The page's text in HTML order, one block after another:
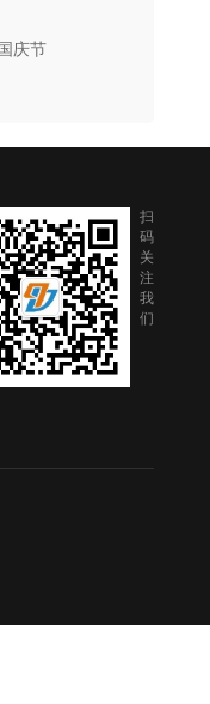
国庆节
扫
码
关
注
我
们